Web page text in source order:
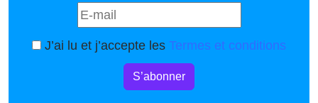
J’ai lu et j’accepte les Termes et conditions
S’abonner